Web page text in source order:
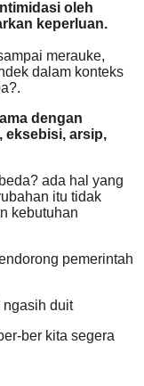
oleh
keperluan.
merauke,
dalam konteks
dengan
eksebisi, arsip,
ada hal yang
itu tidak
kebutuhan
pemerintah
ngasih duit
ber kita segera